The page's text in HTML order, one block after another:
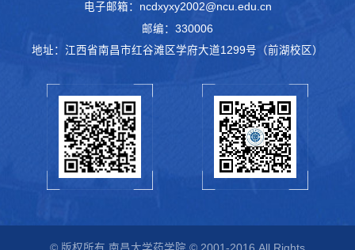
电子邮箱：ncdxyxy2002@ncu.edu.cn
邮编：330006
地址：江西省南昌市红谷滩区学府大道1299号（前湖校区）